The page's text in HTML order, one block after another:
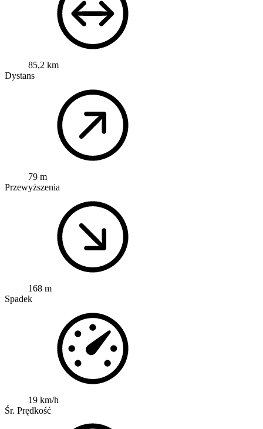
85,2 km
Dystans
79 m
Przewyższenia
168 m
Spadek
19 km/h
Śr. Prędkość